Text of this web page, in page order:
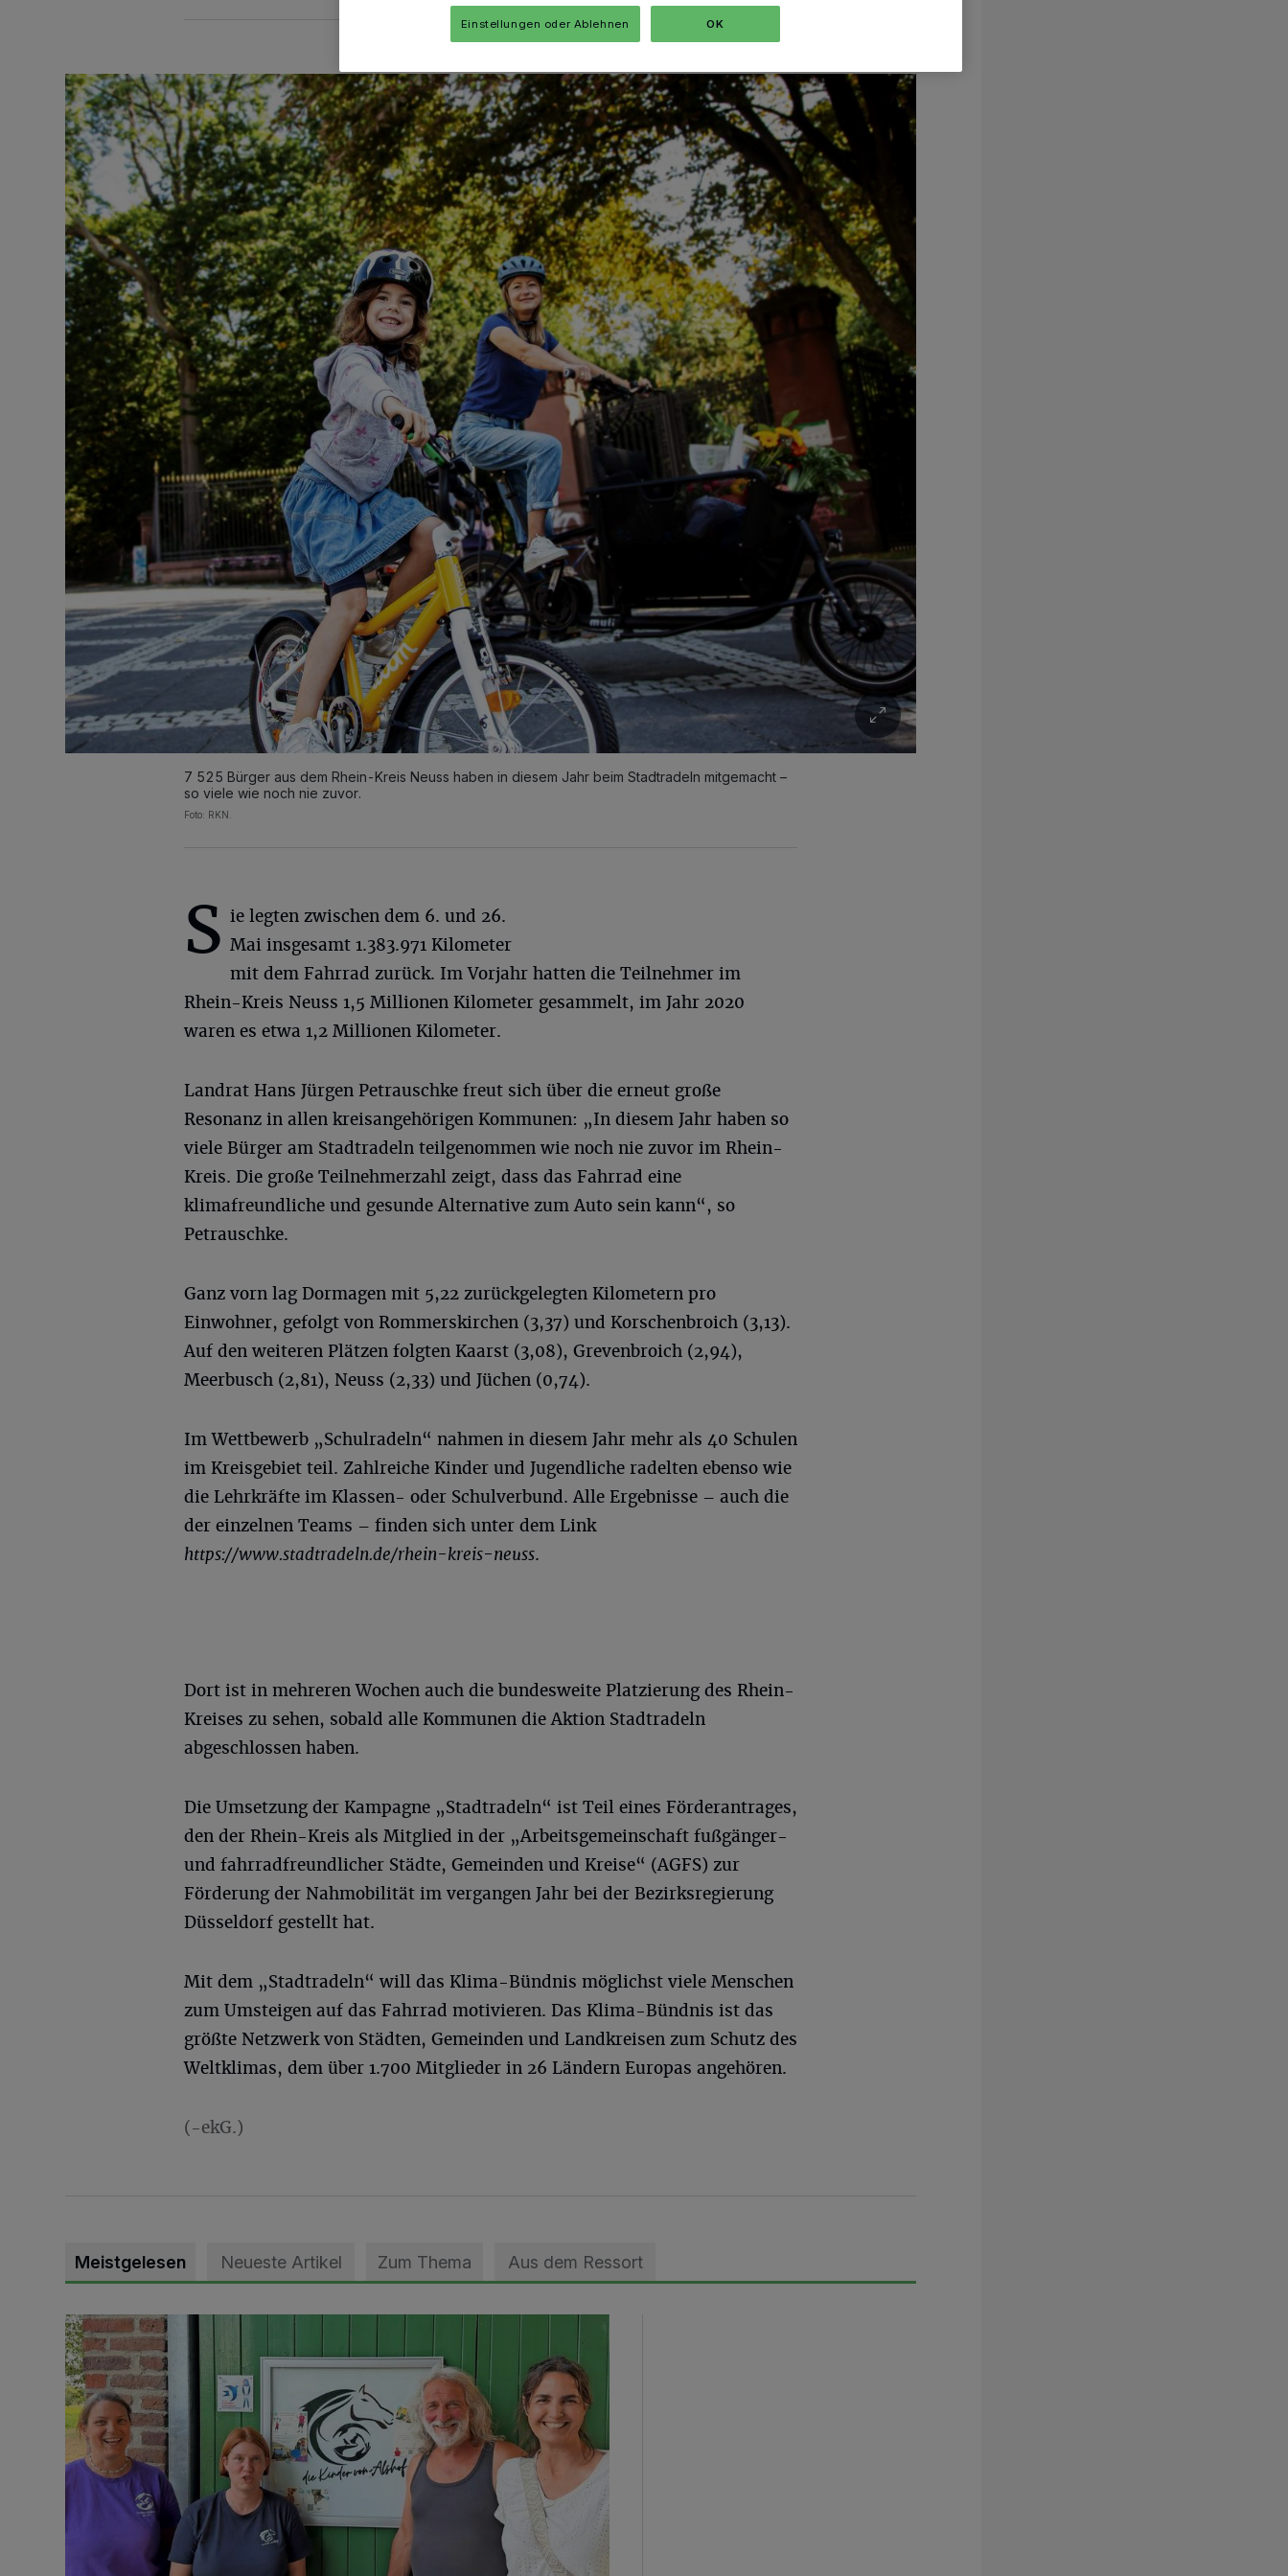
7 525 Bürger aus dem Rhein-Kreis Neuss haben in diesem Jahr beim Stadtradeln mitgemacht –
so viele wie noch nie zuvor.
Foto: RKN.
S ie legten zwischen dem 6. und 26.
Mai insgesamt 1.383.971 Kilometer
mit dem Fahrrad zurück. Im Vorjahr hatten die Teilnehmer im
Rhein-Kreis Neuss 1,5 Millionen Kilometer gesammelt, im Jahr 2020
waren es etwa 1,2 Millionen Kilometer.
Landrat Hans Jürgen Petrauschke freut sich über die erneut große
Resonanz in allen kreisangehörigen Kommunen: „In diesem Jahr haben so
viele Bürger am Stadtradeln teilgenommen wie noch nie zuvor im Rhein-
Kreis. Die große Teilnehmerzahl zeigt, dass das Fahrrad eine
klimafreundliche und gesunde Alternative zum Auto sein kann“, so
Petrauschke.
Ganz vorn lag Dormagen mit 5,22 zurückgelegten Kilometern pro
Einwohner, gefolgt von Rommerskirchen (3,37) und Korschenbroich (3,13).
Auf den weiteren Plätzen folgten Kaarst (3,08), Grevenbroich (2,94),
Meerbusch (2,81), Neuss (2,33) und Jüchen (0,74).
Im Wettbewerb „Schulradeln“ nahmen in diesem Jahr mehr als 40 Schulen
im Kreisgebiet teil. Zahlreiche Kinder und Jugendliche radelten ebenso wie
die Lehrkräfte im Klassen- oder Schulverbund. Alle Ergebnisse – auch die
der einzelnen Teams – finden sich unter dem Link
https://www.stadtradeln.de/rhein-kreis-neuss.
Dort ist in mehreren Wochen auch die bundesweite Platzierung des Rhein-
Kreises zu sehen, sobald alle Kommunen die Aktion Stadtradeln
abgeschlossen haben.
Die Umsetzung der Kampagne „Stadtradeln“ ist Teil eines Förderantrages,
den der Rhein-Kreis als Mitglied in der „Arbeitsgemeinschaft fußgänger-
und fahrradfreundlicher Städte, Gemeinden und Kreise“ (AGFS) zur
Förderung der Nahmobilität im vergangen Jahr bei der Bezirksregierung
Düsseldorf gestellt hat.
Mit dem „Stadtradeln“ will das Klima-Bündnis möglichst viele Menschen
zum Umsteigen auf das Fahrrad motivieren. Das Klima-Bündnis ist das
größte Netzwerk von Städten, Gemeinden und Landkreisen zum Schutz des
Weltklimas, dem über 1.700 Mitglieder in 26 Ländern Europas angehören.
(-ekG.)
Meistgelesen Neueste Artikel Zum Thema Aus dem Ressort
Vorbildlicher Einsatz für den Artenschutz gewürdigt
Einstellungen oder Ablehnen OK